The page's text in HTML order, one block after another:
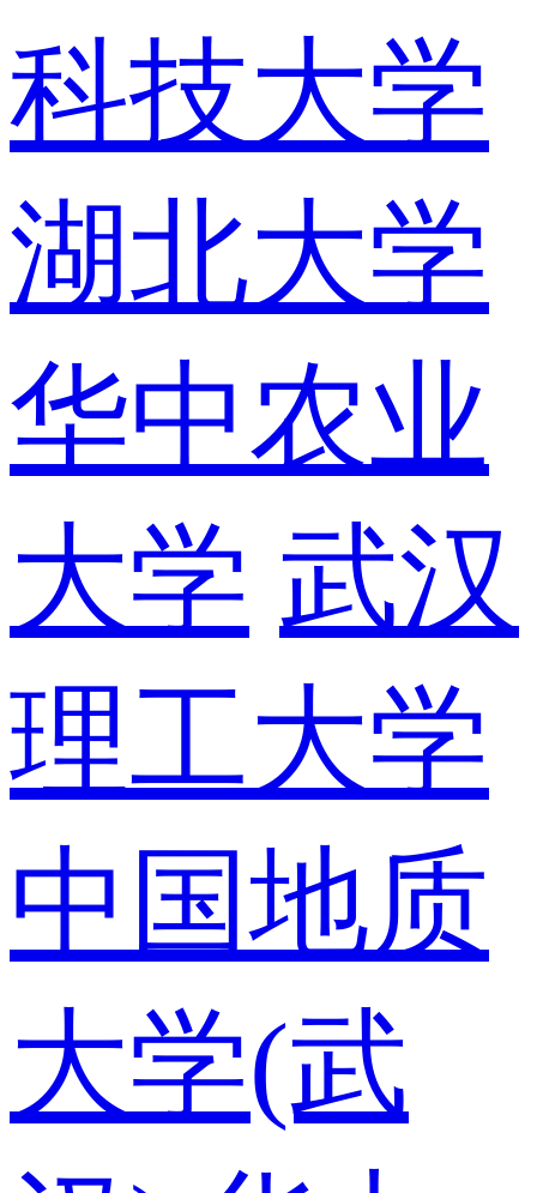
科技大学
湖北大学
华中农业
大学 武汉
理工大学
中国地质
大学(武